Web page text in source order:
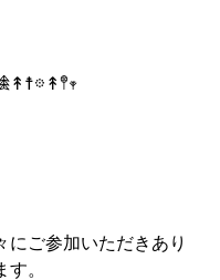
にご参加いただきあり
。